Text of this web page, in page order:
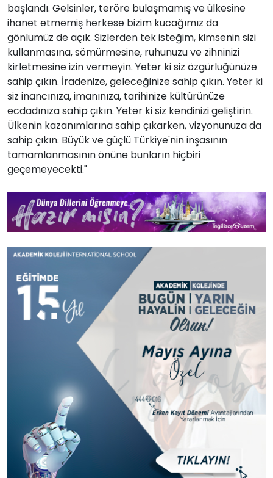
başlandı. Gelsinler, teröre bulaşmamış ve ülkesine
ihanet etmemiş herkese bizim kucağımız da
gönlümüz de açık. Sizlerden tek isteğim, kimsenin sizi
kullanmasına, sömürmesine, ruhunuzu ve zihninizi
kirletmesine izin vermeyin. Yeter ki siz özgürlüğünüze
sahip çıkın. İradenize, geleceğinize sahip çıkın. Yeter ki
siz inancınıza, imanınıza, tarihinize kültürünüze
ecdadınıza sahip çıkın. Yeter ki siz kendinizi geliştirin.
Ülkenin kazanımlarına sahip çıkarken, vizyonunuza da
sahip çıkın. Büyük ve güçlü Türkiye'nin inşasının
tamamlanmasının önüne bunların hiçbiri
geçemeyecekti."